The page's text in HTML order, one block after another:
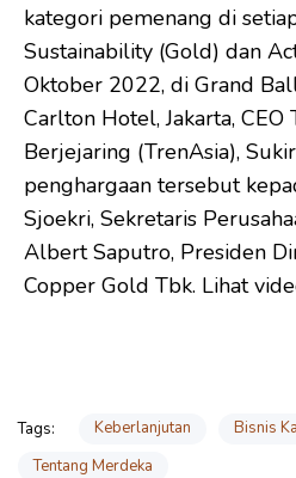
kategori pemenang di
Sustainability (Gold) dan
Oktober 2022, di Grand
Carlton Hotel, Jakarta, CEO
Berjejaring (TrenAsia),
penghargaan tersebut
Sjoekri, Sekretaris
Albert Saputro, Presiden
Copper Gold Tbk. Lihat
Tags: Keberlanjutan Bisnis
Tentang Merdeka